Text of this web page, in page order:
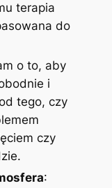
terapia
do
o to, aby
i
tego, czy
czy
: